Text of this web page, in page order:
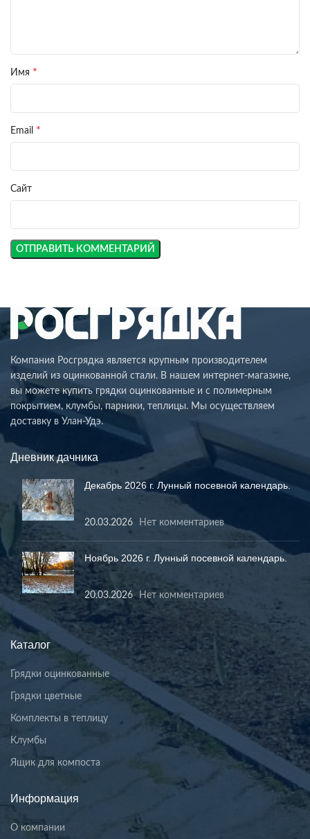
Имя *
Email *
Сайт
Компания Росгрядка является крупным производителем
изделий из оцинкованной стали. В нашем интернет-магазине,
вы можете купить грядки оцинкованные и с полимерным
покрытием, клумбы, парники, теплицы. Мы осуществляем
доставку в Улан-Удэ.
Дневник дачника
Декабрь 2026 г. Лунный посевной календарь.
20.03.2026 Нет комментариев
Ноябрь 2026 г. Лунный посевной календарь.
20.03.2026 Нет комментариев
Каталог
Грядки оцинкованные
Грядки цветные
Комплекты в теплицу
Клумбы
Ящик для компоста
Информация
О компании